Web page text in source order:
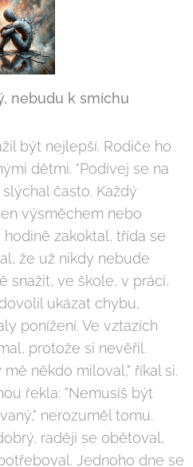
nebudu k smíchu
být nejlepší. Rodiče ho
dětmi. "Podívej se na
často. Každý
výsměchem nebo
zakoktal, třída se
že už nikdy nebude
snažit, ve škole, v práci,
ukázat chybu,
ponížení. Ve vztazích
protože si nevěřil.
někdo miloval," říkal si.
řekla: "Nemusíš být
nerozuměl tomu.
raději se obětoval,
Jednoho dne se